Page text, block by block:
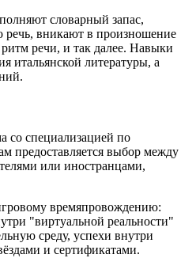
словарный запас,
вникают в произношение
речи, и так далее. Навыки
итальянской литературы, а
со специализацией по
предоставляется выбор между
или иностранцами,
времяпровождению:
"виртуальной реальности"
среду, успехи внутри
и сертификатами.